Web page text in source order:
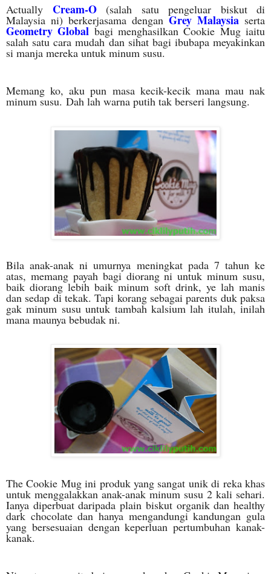
Actually Cream-O(salah satu pengeluar biskut di
Malaysia ni) berkerjasama denganGrey Malaysia serta
Geometry Global bagi menghasilkan Cookie Mug iaitu
salah satu cara mudah dan sihat bagi ibubapa meyakinkan
si manja mereka untuk minum susu.
Memang ko, aku pun masa kecik-kecik mana mau nak
minum susu. Dah lah warna putih tak berseri langsung.
Bila anak-anak ni umurnya meningkat pada 7 tahun ke
atas, memang payah bagi diorang ni untuk minum susu,
baik diorang lebih baik minum soft drink, ye lah manis
dan sedap di tekak. Tapi korang sebagai parents duk paksa
gak minum susu untuk tambah kalsium lah itulah, inilah
mana maunya bebudak ni.
The Cookie Mug ini produk yang sangat unik di reka khas
untuk menggalakkan anak-anak minum susu 2 kali sehari.
Ianya diperbuat daripada plain biskut organik dan healthy
dark chocolate dan hanya mengandungi kandungan gula
yang bersesuaian dengan keperluan pertumbuhan kanak-
kanak.